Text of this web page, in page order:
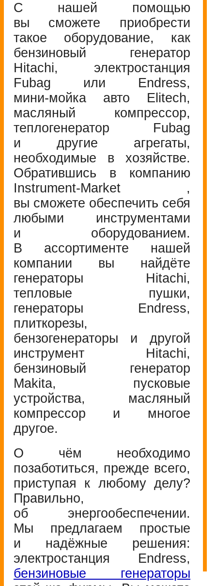
С нашей помощью
вы сможете приобрести
такое оборудование, как
бензиновый генератор
Hitachi, электростанция
Fubag или Endress,
мини-мойка авто Elitech,
масляный компрессор,
теплогенератор Fubag
и другие агрегаты,
необходимые в хозяйстве.
Обратившись в компанию
Instrument-Market ,
вы сможете обеспечить себя
любыми инструментами
и оборудованием.
В ассортименте нашей
компании вы найдёте
генераторы Hitachi,
тепловые пушки,
генераторы Endress,
плиткорезы,
бензогенераторы и другой
инструмент Hitachi,
бензиновый генератор
Makita, пусковые
устройства, масляный
компрессор и многое
другое.
О чём необходимо
позаботиться, прежде всего,
приступая к любому делу?
Правильно,
об энергообеспечении.
Мы предлагаем простые
и надёжные решения:
электростанция Endress,
бензиновые генераторы